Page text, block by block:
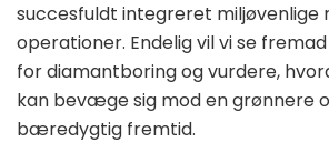
succesfuldt integreret miljøvenlige
operationer. Endelig vil vi se
for diamantboring og vurdere,
kan bevæge sig mod en grønnere
bæredygtig fremtid.